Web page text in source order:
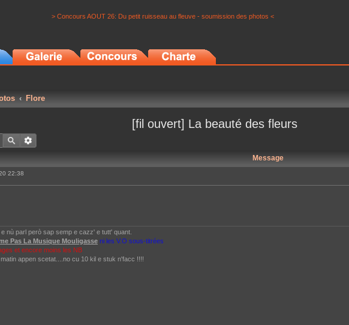
> Concours AOUT 26: Du petit ruisseau au fleuve - soumission des photos <
Flore
[fil ouvert] La beauté des fleurs
Message
22:38
nù parl però sap semp e cazz' e tutt' quant.
Pas La Musique Mouligasse ni les V.O sous-titrées
et encore moins les NB
appen scetat....no cu 10 kil e stuk n'facc !!!!